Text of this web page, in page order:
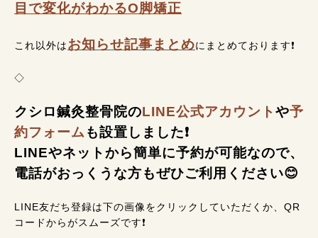
目で変化がわかるO脚矯正
これ以外はお知らせ記事まとめにまとめております❗
◇
クシロ鍼灸整骨院のLINE公式アカウントや予
約フォーム も設置しました❗
LINEやネットから簡単に予約が可能なので、
電話がおっくうな方もぜひご利用ください😊
LINE友だち登録は下の画像をクリックしていただくか、QR
コードからがスムーズです❗